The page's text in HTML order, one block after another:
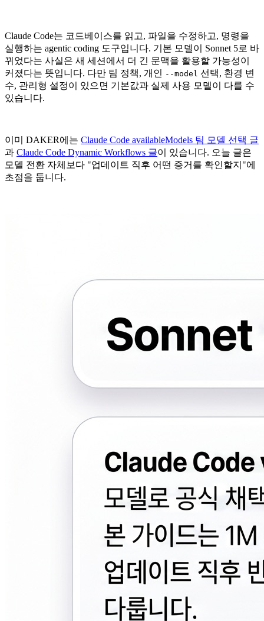
Claude Code는 코드베이스를 읽고, 파일을 수정하고, 명령을
실행하는 agentic coding 도구입니다. 기본 모델이 Sonnet 5로 바
뀌었다는 사실은 새 세션에서 더 긴 문맥을 활용할 가능성이
커졌다는 뜻입니다. 다만 팀 정책, 개인 --model 선택, 환경 변
수, 관리형 설정이 있으면 기본값과 실제 사용 모델이 다를 수
있습니다.
이미 DAKER에는 Claude Code availableModels 팀 모델 선택 글
과 Claude Code Dynamic Workflows 글이 있습니다. 오늘 글은
모델 전환 자체보다 "업데이트 직후 어떤 증거를 확인할지"에
초점을 둡니다.